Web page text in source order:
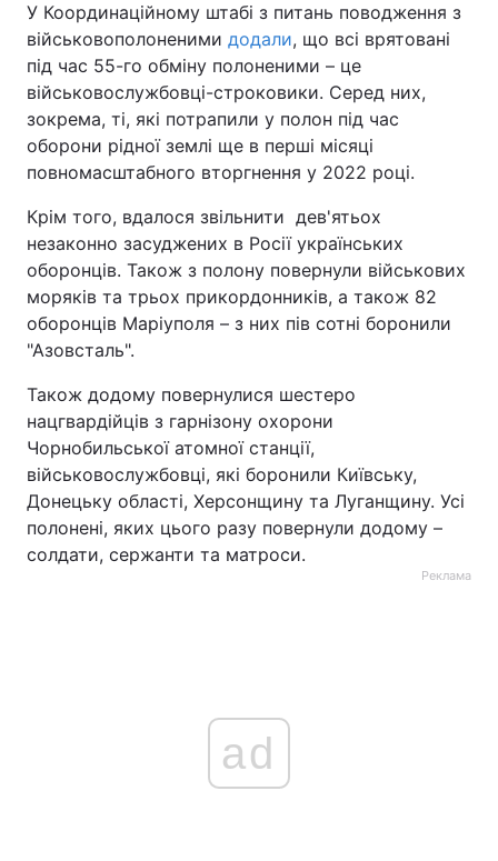
У Координаційному штабі з питань поводження з
військовополоненими додали, що всі врятовані
під час 55-го обміну полоненими – це
військовослужбовці-строковики. Серед них,
зокрема, ті, які потрапили у полон під час
оборони рідної землі ще в перші місяці
повномасштабного вторгнення у 2022 році.
Крім того, вдалося звільнити дев'ятьох
незаконно засуджених в Росії українських
оборонців. Також з полону повернули військових
моряків та трьох прикордонників, а також 82
оборонців Маріуполя – з них пів сотні боронили
"Азовсталь".
Також додому повернулися шестеро
нацгвардійців з гарнізону охорони
Чорнобильської атомної станції,
військовослужбовці, які боронили Київську,
Донецьку області, Херсонщину та Луганщину. Усі
полонені, яких цього разу повернули додому –
солдати, сержанти та матроси.
Реклама
ad